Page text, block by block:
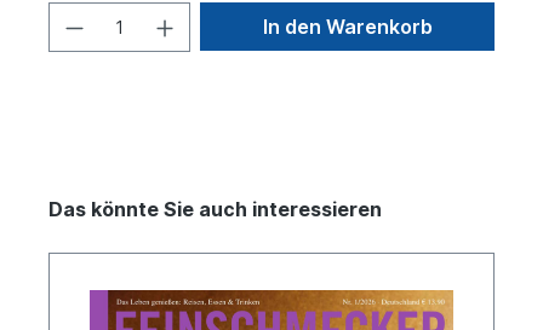
In den Warenkorb
Das könnte Sie auch interessieren